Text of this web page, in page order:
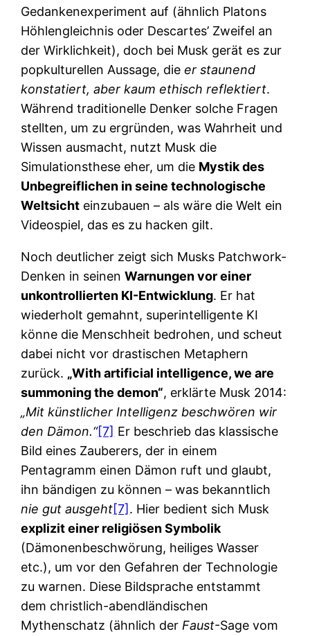
Gedankenexperiment auf (ähnlich Platons
Höhlengleichnis oder Descartes’ Zweifel an
der Wirklichkeit), doch bei Musk gerät es zur
popkulturellen Aussage, dieer staunend
konstatiert, aber kaum ethisch reflektiert.
Während traditionelle Denker solche Fragen
stellten, um zu ergründen, was Wahrheit und
Wissen ausmacht, nutzt Musk die
Simulationsthese eher, um die Mystik des
Unbegreiflichen in seine technologische
Weltsicht einzubauen – als wäre die Welt ein
Videospiel, das es zu hacken gilt.
Noch deutlicher zeigt sich Musks Patchwork-
Denken in seinenWarnungen vor einer
unkontrollierten KI-Entwicklung. Er hat
wiederholt gemahnt, superintelligente KI
könne die Menschheit bedrohen, und scheut
dabei nicht vor drastischen Metaphern
zurück. „With artificial intelligence, we are
summoning the demon“, erklärte Musk 2014:
„Mit künstlicher Intelligenz beschwören wir
den Dämon.“[7] Er beschrieb das klassische
Bild eines Zauberers, der in einem
Pentagramm einen Dämon ruft und glaubt,
ihn bändigen zu können – was bekanntlich
nie gut ausgeht[7]. Hier bedient sich Musk
explizit einer religiösen Symbolik
(Dämonenbeschwörung, heiliges Wasser
etc.), um vor den Gefahren der Technologie
zu warnen. Diese Bildsprache entstammt
dem christlich-abendländischen
Mythenschatz (ähnlich der Faust-Sage vom